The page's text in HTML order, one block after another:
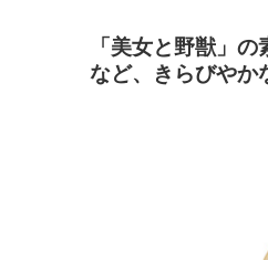
「美女と野獣」
など、きらびやか